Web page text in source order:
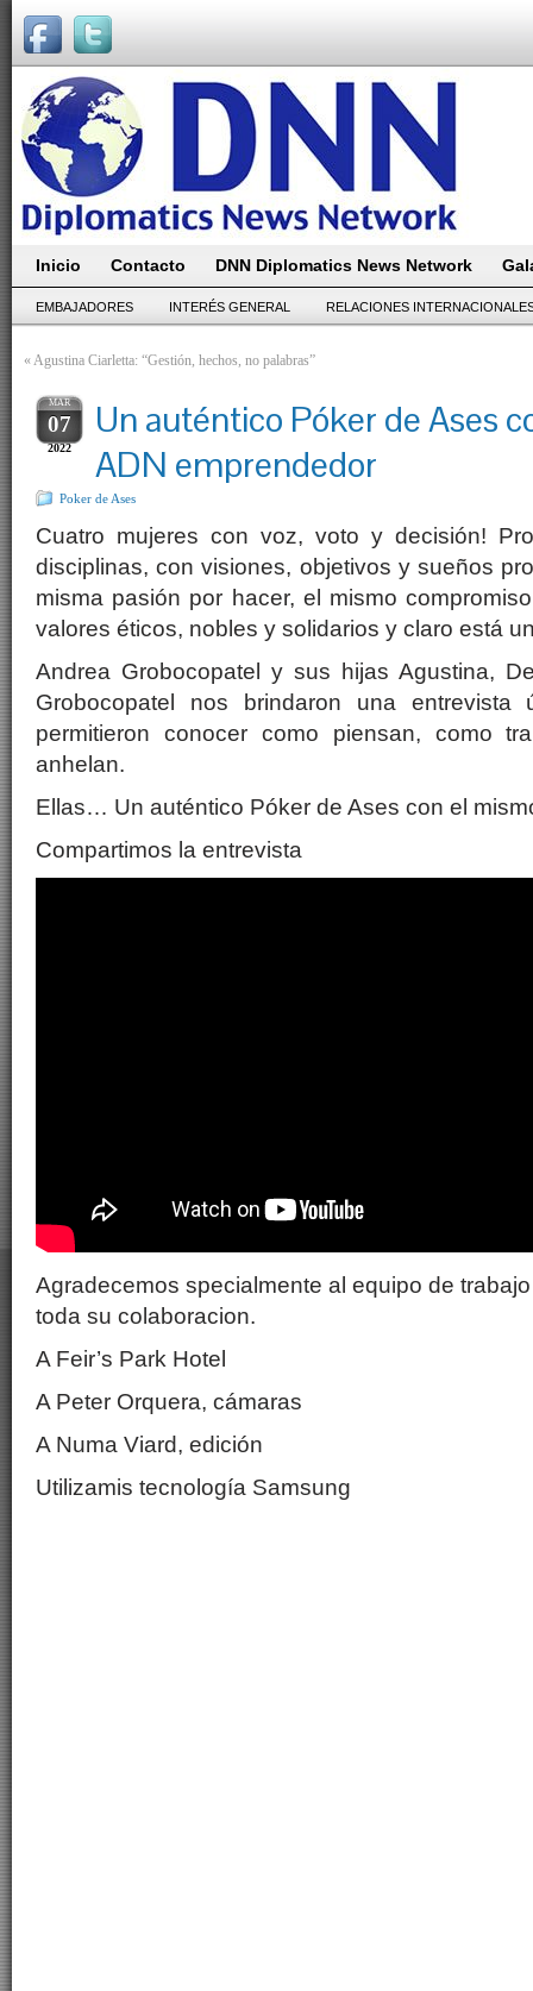
Inicio Contacto DNN Diplomatics News Network
EMBAJADORES INTERÉS GENERAL RELACIONES
«Agustina Ciarletta: “Gestión, hechos, no palabras”
MAR
07
2022
Un auténtico Póker de Ases
ADN emprendedor
Poker de Ases
Cuatro mujeres con voz, voto y decisión!
disciplinas, con visiones, objetivos y sueños
misma pasión por hacer, el mismo
valores éticos, nobles y solidarios y claro está
Andrea Grobocopatel y sus hijas Agustina,
Grobocopatel nos brindaron una entrevista
permitieron conocer como piensan, como
anhelan.
Ellas… Un auténtico Póker de Ases con el
Compartimos la entrevista
Agradecemos specialmente al equipo de
toda su colaboracion.
A Feir’s Park Hotel
A Peter Orquera, cámaras
A Numa Viard, edición
Utilizamis tecnología Samsung